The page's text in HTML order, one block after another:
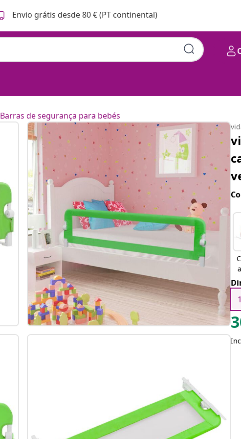
Envio grátis desde 80 € (PT continental)
Barras de segurança para bebés